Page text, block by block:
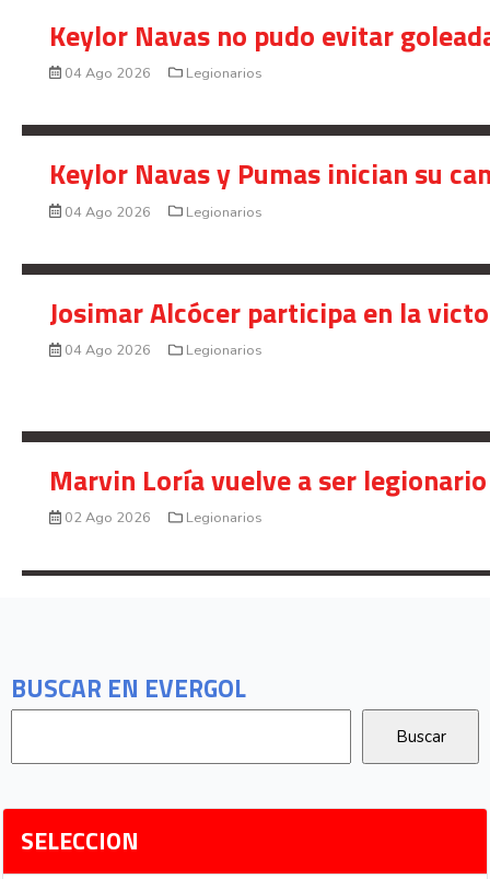
BUSCAR EN EVERGOL
SELECCION
Keylor Navas no pudo evitar
04 Ago 2026 Legionarios
Keylor Navas y Pumas inician su
04 Ago 2026 Legionarios
Josimar Alcócer participa en la
04 Ago 2026 Legionarios
Marvin Loría vuelve a ser
02 Ago 2026 Legionarios